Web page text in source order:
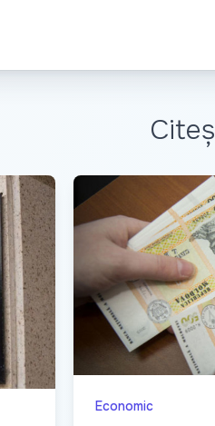
Economic